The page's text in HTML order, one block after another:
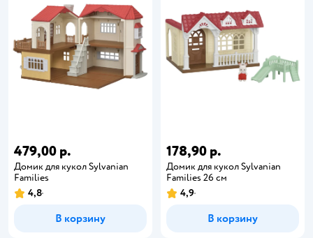
479,00 р.
Домик для кукол Sylvanian
Families
4,8
В корзину
178,90 р.
Домик для кукол Sylvanian
Families 26 см
4,9
В корзину